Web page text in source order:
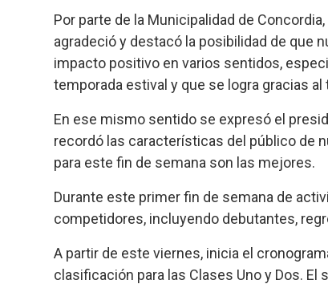
Por parte de la Municipalidad de
agradeció y destacó la posibilidad de que
impacto positivo en varios sentidos,
temporada estival y que se logra gracias
En ese mismo sentido se expresó el
recordó las características del público de
para este fin de semana son las mejores.
Durante este primer fin de semana de
competidores, incluyendo debutantes,
A partir de este viernes, inicia el
clasificación para las Clases Uno y Dos. El